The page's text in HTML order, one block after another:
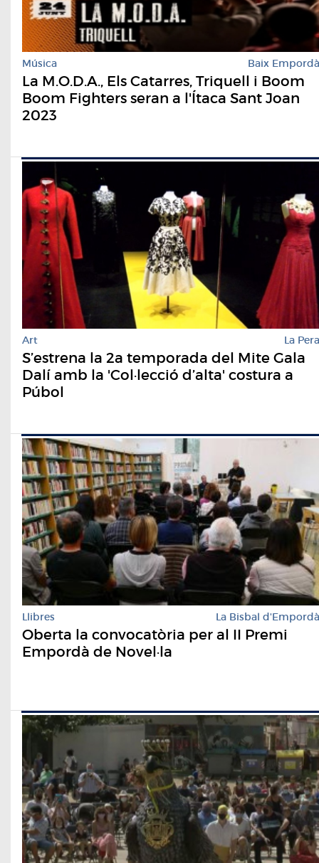
Música Baix Empordà
La M.O.D.A., Els Catarres, Triquell i Boom
Boom Fighters seran a l'Ítaca Sant Joan
2023
Art La Pera
S’estrena la 2a temporada del Mite Gala
Dalí amb la 'Col·lecció d’alta' costura a
Púbol
Llibres La Bisbal d'Empordà
Oberta la convocatòria per al II Premi
Empordà de Novel·la